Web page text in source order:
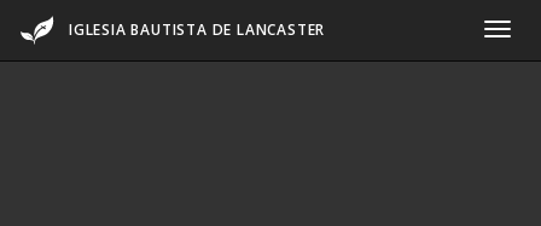
IGLESIA BAUTISTA DE LANCASTER